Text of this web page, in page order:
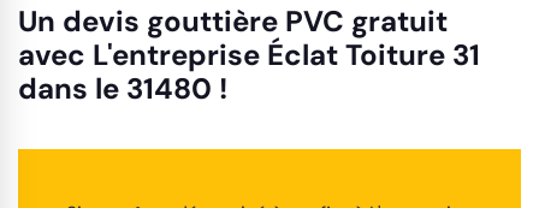
Un devis gouttière PVC gratuit
avec L'entreprise Éclat Toiture 31
dans le 31480 !